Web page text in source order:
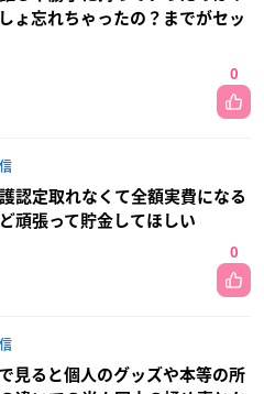
忘れちゃったの？までがセッ
0
認定取れなくて全額実費になる
頑張って貯金してほしい
0
見ると個人のグッズや本等の所